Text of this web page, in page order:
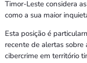
Timor-Leste considera
como a sua maior
Esta posição é
recente de alertas sobre
cibercrime em território